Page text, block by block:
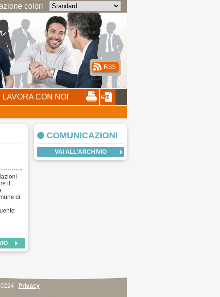
colori
RSS
LAVORA CON NOI
il
di
COMUNICAZIONI
VAI ALL'ARCHIVIO
Privacy